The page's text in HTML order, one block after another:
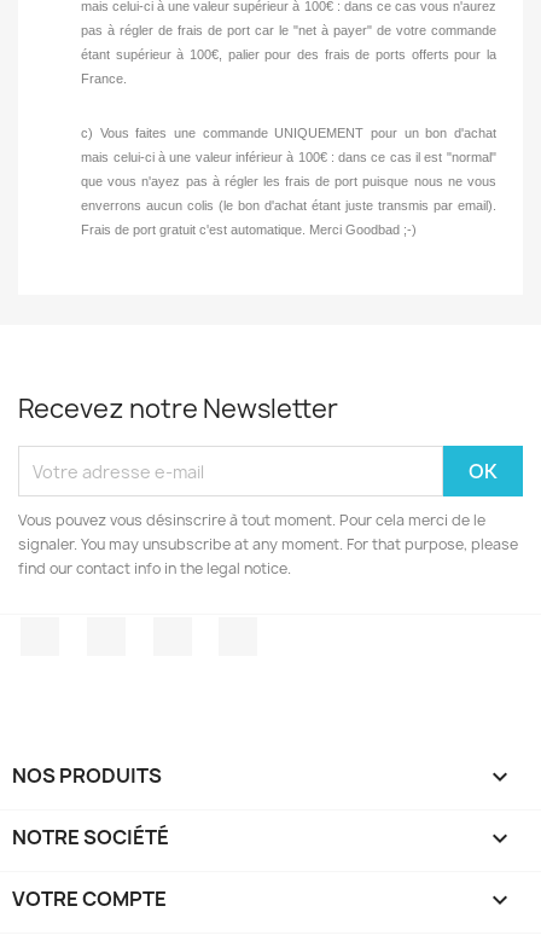
mais celui-ci à une valeur supérieur à 100€ : dans ce cas vous n'aurez
pas à régler de frais de port car le "net à payer" de votre commande
étant supérieur à 100€, palier pour des frais de ports offerts pour la
France.
c) Vous faites une commande UNIQUEMENT pour un bon d'achat
mais celui-ci à une valeur inférieur à 100€ : dans ce cas il est "normal"
que vous n'ayez pas à régler les frais de port puisque nous ne vous
enverrons aucun colis (le bon d'achat étant juste transmis par email).
Frais de port gratuit c'est automatique. Merci Goodbad ;-)
Recevez notre Newsletter
Vous pouvez vous désinscrire à tout moment. Pour cela merci de le
signaler. You may unsubscribe at any moment. For that purpose, please
find our contact info in the legal notice.
NOS PRODUITS 
NOTRE SOCIÉTÉ 
VOTRE COMPTE 